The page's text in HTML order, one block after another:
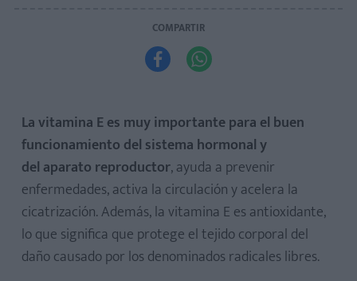
COMPARTIR
 
La vitamina E es muy importante para el buen
funcionamiento del sistema hormonal y
del aparato reproductor, ayuda a prevenir
enfermedades, activa la circulación y acelera la
cicatrización. Además, la vitamina E es antioxidante,
lo que significa que protege el tejido corporal del
daño causado por los denominados radicales libres.